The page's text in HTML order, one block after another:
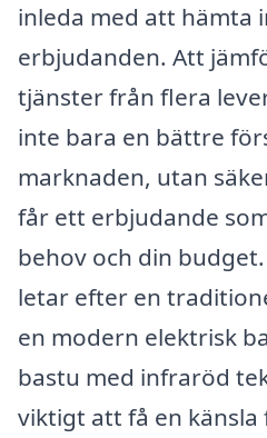
inleda med att hämta
erbjudanden. Att
tjänster från flera
inte bara en bättre
marknaden, utan
får ett erbjudande
behov och din
letar efter en
en modern elektrisk
bastu med infraröd
viktigt att få en känsla